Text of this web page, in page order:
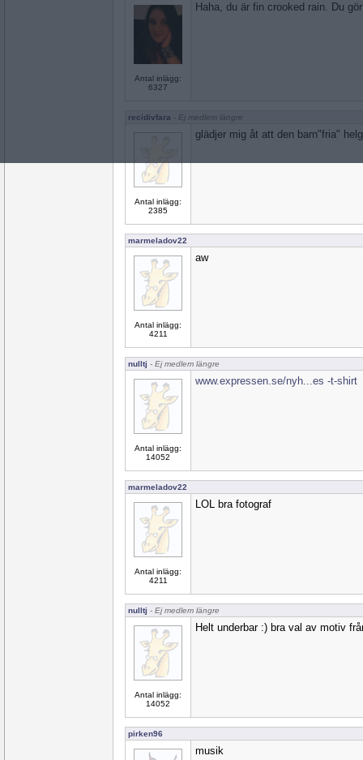
Antal inlägg:
6327
Haha, du är fin crooked rain. Du
recidivfara - Ej medlem längre
Antal inlägg:
2385
glädjer mig åt att den barn"fria"
marmeladov22
Antal inlägg:
4211
aw
nulltj - Ej medlem längre
Antal inlägg:
14052
www.expressen.se/nyh...es -t-shirt
marmeladov22
Antal inlägg:
4211
LOL bra fotograf
nulltj - Ej medlem längre
Antal inlägg:
14052
Helt underbar :) bra val av motiv
pirken96
musik